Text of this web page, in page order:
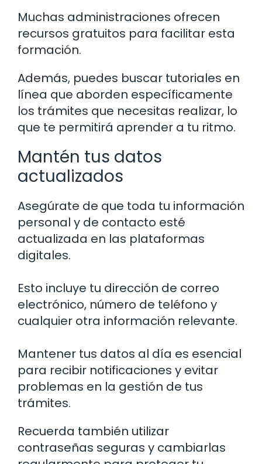
Muchas administraciones ofrecen
recursos gratuitos para facilitar esta
formación.
Además, puedes buscar tutoriales en
línea que aborden específicamente
los trámites que necesitas realizar, lo
que te permitirá aprender a tu ritmo.
Mantén tus datos
actualizados
Asegúrate de que toda tu información
personal y de contacto esté
actualizada en las plataformas
digitales.
Esto incluye tu dirección de correo
electrónico, número de teléfono y
cualquier otra información relevante.
Mantener tus datos al día es esencial
para recibir notificaciones y evitar
problemas en la gestión de tus
trámites.
Recuerda también utilizar
contraseñas seguras y cambiarlas